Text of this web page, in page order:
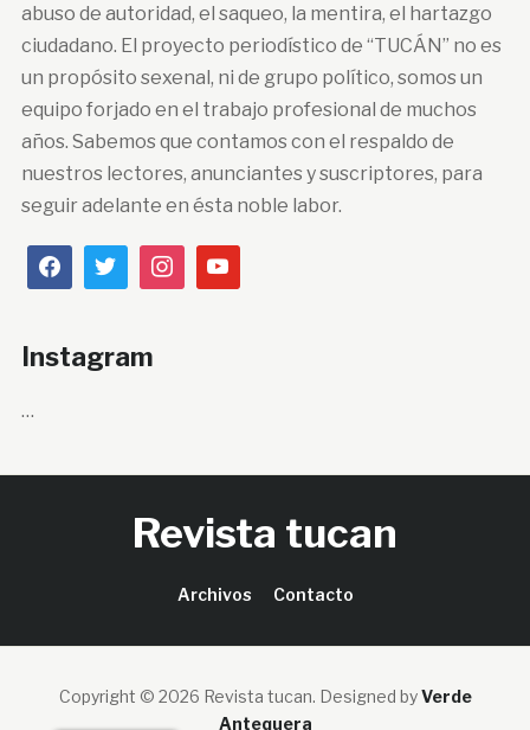
abuso de autoridad, el saqueo, la mentira, el hartazgo
ciudadano. El proyecto periodístico de “TUCÁN” no es
un propósito sexenal, ni de grupo político, somos un
equipo forjado en el trabajo profesional de muchos
años. Sabemos que contamos con el respaldo de
nuestros lectores, anunciantes y suscriptores, para
seguir adelante en ésta noble labor.
Instagram
…
Revista tucan
Archivos Contacto
Copyright © 2026 Revista tucan. Designed byVerde
Antequera